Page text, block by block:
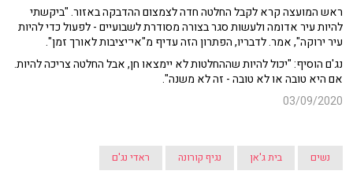
ראש המועצה קרא לקבל החלטה חדה לצמצום ההדבקה באזור. "ביקשתי
להיות עיר אדומה ולעשות סגר בצורה מסודרת לשבועיים - לפעול כדי להיות
עיר ירוקה", אמר. לדבריו, הפתרון הזה עדיף מ"אי־יציבות לאורך זמן".
נג'ם הוסיף: "יכול להיות שההחלטות לא יימצאו חן, אבל החלטה צריכה להיות.
אם היא טובה או לא טובה - זה לא משנה".
03/09/2020
נשים בית ג'אן נגיף קורונה ראדי נג'ם